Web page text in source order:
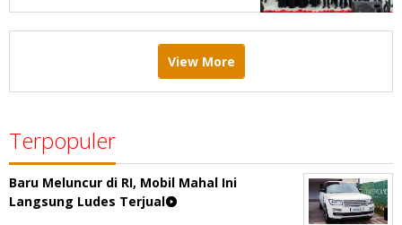
View More
Terpopuler
Baru Meluncur di RI, Mobil Mahal Ini
Langsung Ludes Terjual